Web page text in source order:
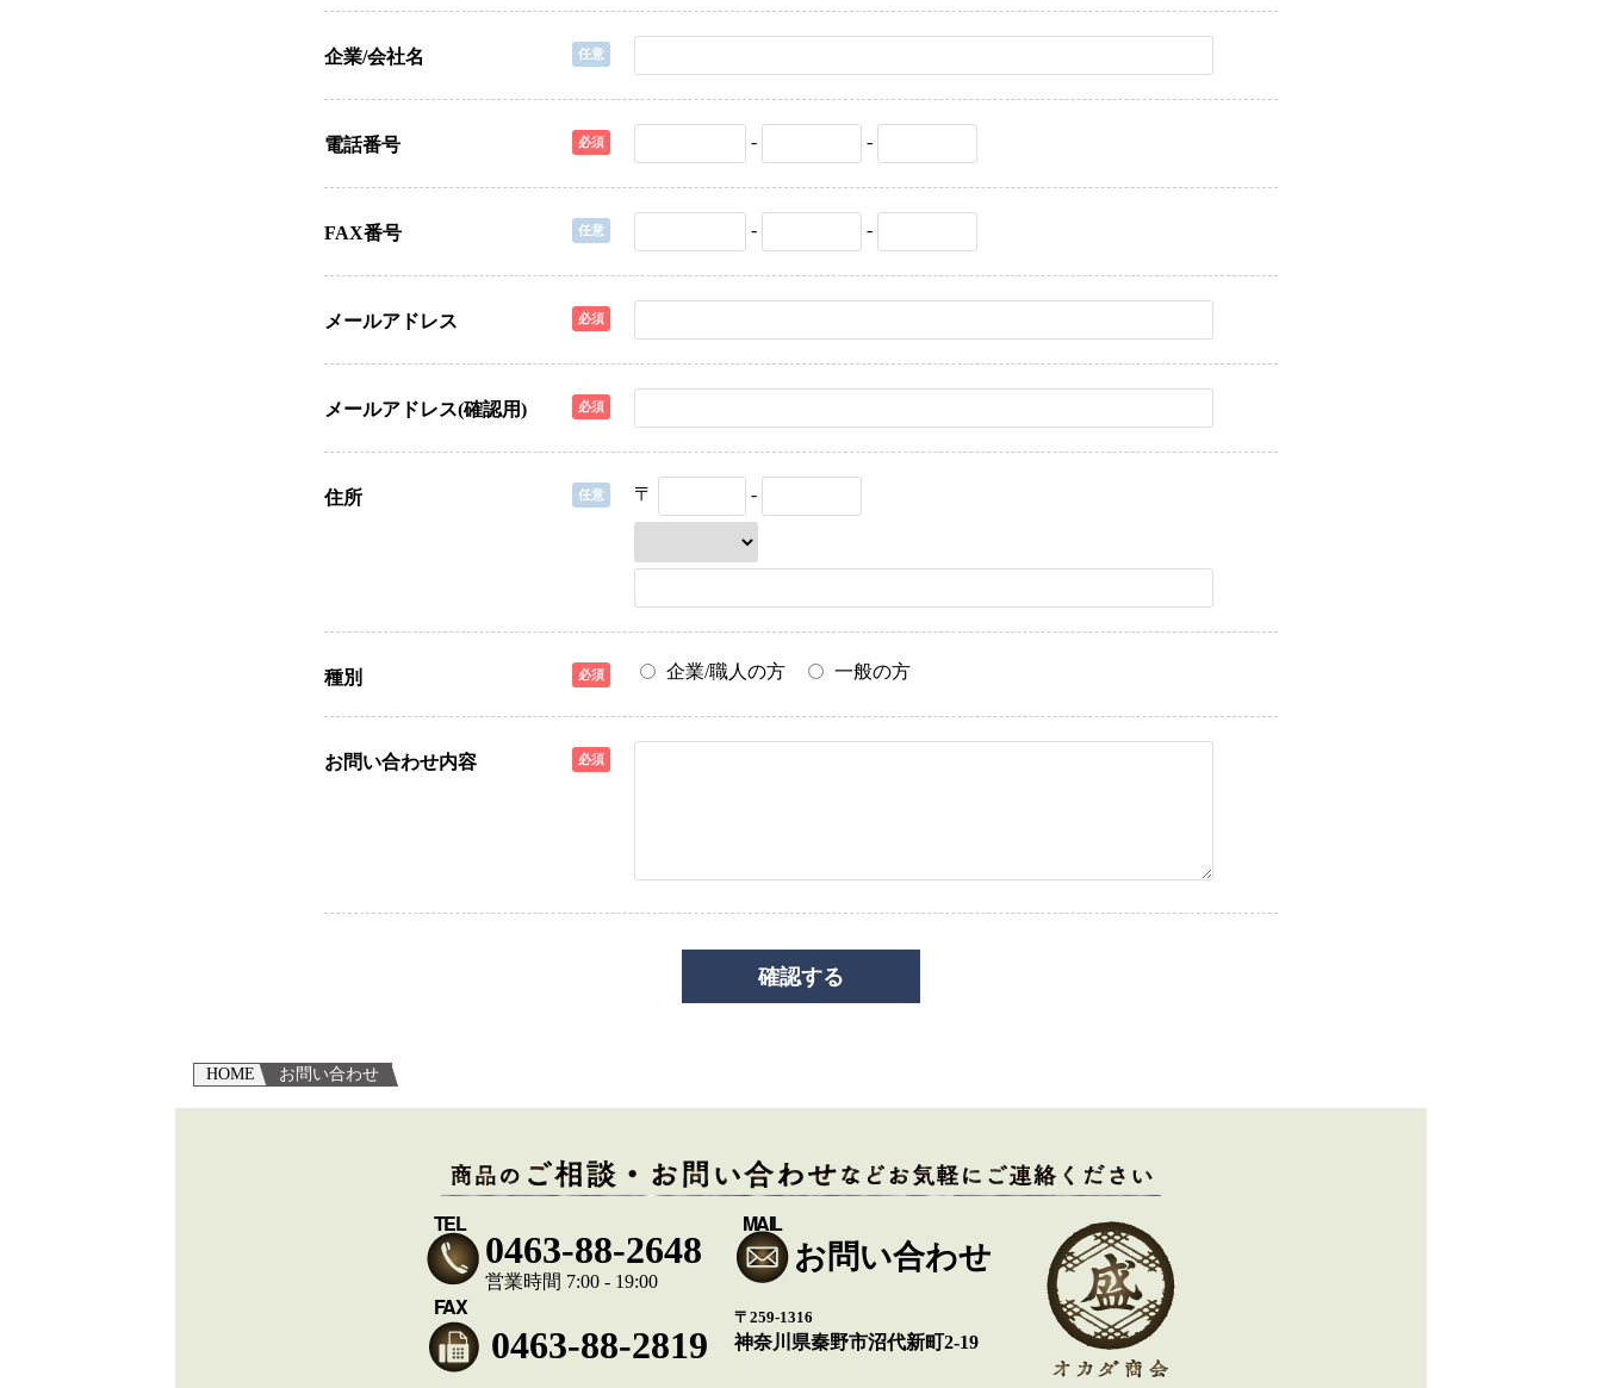
企業/会社名 任意
電話番号 必須 - -
FAX番号 任意 - -
メールアドレス 必須
メールアドレス(確認用) 必須
住所 任意 〒 -
種別 必須 企業/職人の方 一般の方
お問い合わせ内容 必須
HOME お問い合わせ
TEL
0463-88-2648
営業時間 7:00 - 19:00
FAX
0463-88-2819
MAIL
お問い合わせ
〒259-1316
神奈川県秦野市沼代新町2-19